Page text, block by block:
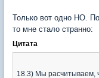
Только вот одно НО.
то мне стало странно:
Цитата
18.3) Мы расчитываем,